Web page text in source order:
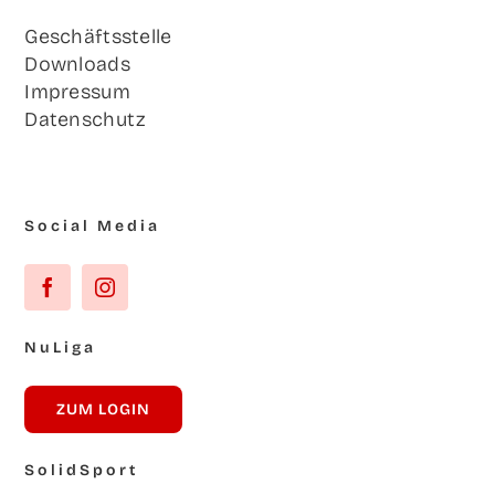
Geschäfts­stel­le
Down­loads
Impres­sum
Daten­schutz
Social Media
NuLi­ga
ZUM LOG­IN
Solid­Sport